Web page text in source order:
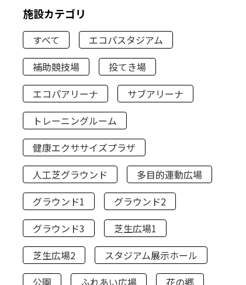
施設カテゴリ
すべて
エコパスタジアム
補助競技場
投てき場
エコパアリーナ
サブアリーナ
トレーニングルーム
健康エクササイズプラザ
人工芝グラウンド
多目的運動広場
グラウンド1
グラウンド2
グラウンド3
芝生広場1
芝生広場2
スタジアム展示ホール
公園
ふれあい広場
花の郷